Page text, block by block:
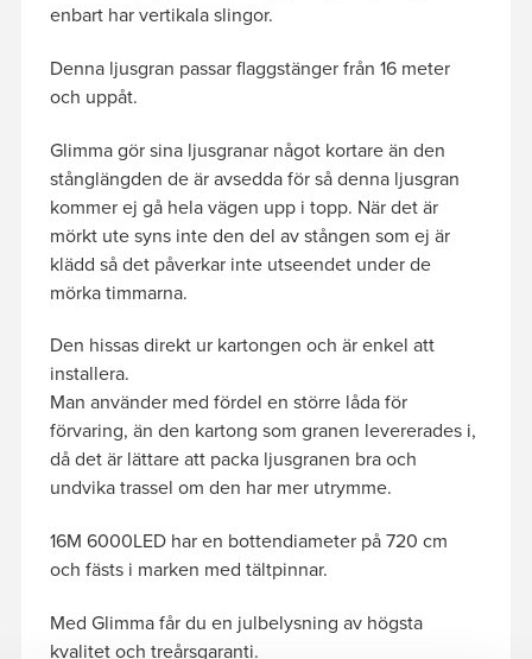
enbart har vertikala slingor.
Denna ljusgran passar flaggstänger från 16 meter
och uppåt.
Glimma gör sina ljusgranar något kortare än den
stånglängden de är avsedda för så denna ljusgran
kommer ej gå hela vägen upp i topp. När det är
mörkt ute syns inte den del av stången som ej är
klädd så det påverkar inte utseendet under de
mörka timmarna.
Den hissas direkt ur kartongen och är enkel att
installera.
Man använder med fördel en större låda för
förvaring, än den kartong som granen levererades i,
då det är lättare att packa ljusgranen bra och
undvika trassel om den har mer utrymme.
16M 6000LED har en bottendiameter på 720 cm
och fästs i marken med tältpinnar.
Med Glimma får du en julbelysning av högsta
kvalitet och treårsgaranti.